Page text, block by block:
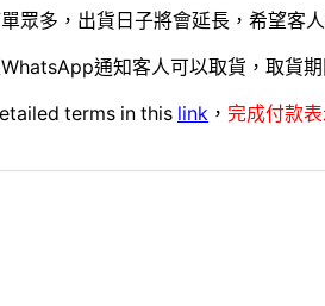
眾多，出貨日子將會延長，希望客
通知客人可以取貨，取貨
terms in this link ， 完成付款